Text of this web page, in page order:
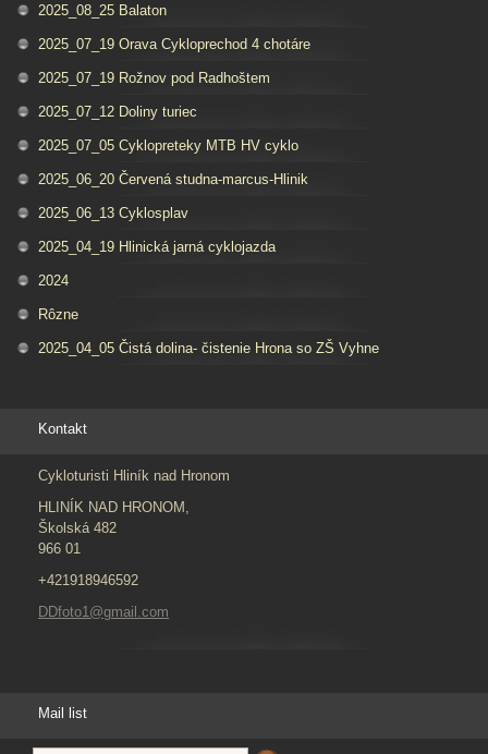
2025_08_25 Balaton
2025_07_19 Orava Cykloprechod 4 chotáre
2025_07_19 Rožnov pod Radhoštem
2025_07_12 Doliny turiec
2025_07_05 Cyklopreteky MTB HV cyklo
2025_06_20 Červená studna-marcus-Hlinik
2025_06_13 Cyklosplav
2025_04_19 Hlinická jarná cyklojazda
2024
Rôzne
2025_04_05 Čistá dolina- čistenie Hrona so ZŠ Vyhne
Kontakt
Cykloturisti Hliník nad Hronom
HLINÍK NAD HRONOM,
Školská 482
966 01
+421918946592
DDfoto1@gmail.com
Mail list